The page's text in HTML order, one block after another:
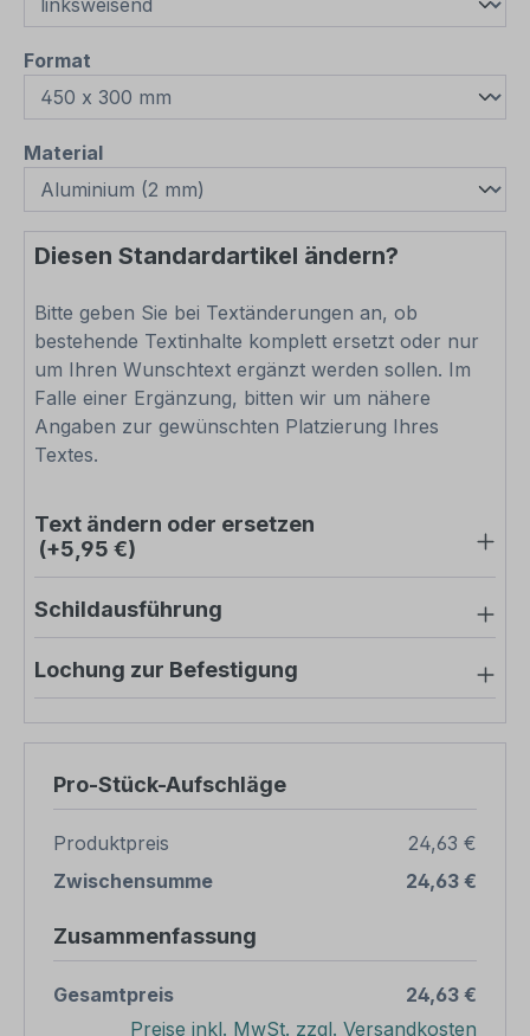
Format
Materialauswählen
Diesen Standardartikel ändern?
Bitte geben Sie bei Textänderungen an, ob
bestehende Textinhalte komplett ersetzt oder nur
um Ihren Wunschtext ergänzt werden sollen. Im
Falle einer Ergänzung, bitten wir um nähere
Angaben zur gewünschten Platzierung Ihres
Textes.
Text ändern oder ersetzen
(+5,95 €)
Schildausführung
Lochung zur Befestigung
Pro-Stück-Aufschläge
Produktpreis
24,63 €
Zwischensumme
24,63 €
Zusammenfassung
Gesamtpreis
24,63 €
Preise inkl. MwSt. zzgl. Versandkosten